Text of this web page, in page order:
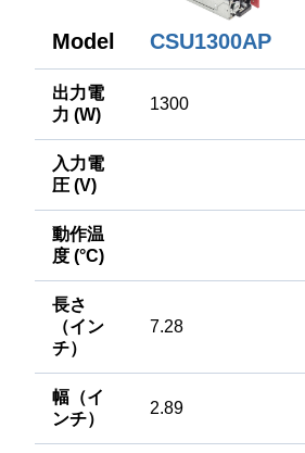
Model CSU1300AP
出力電
力 (W)
1300
入力電
圧 (V)
動作温
度 (°C)
長さ
（イン
チ）
7.28
幅（イ
ンチ）
2.89